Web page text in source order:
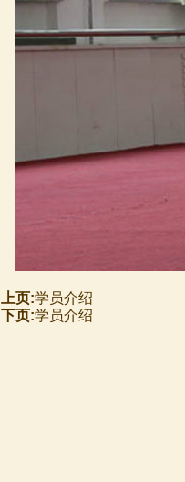
上页:学员介绍
下页:学员介绍